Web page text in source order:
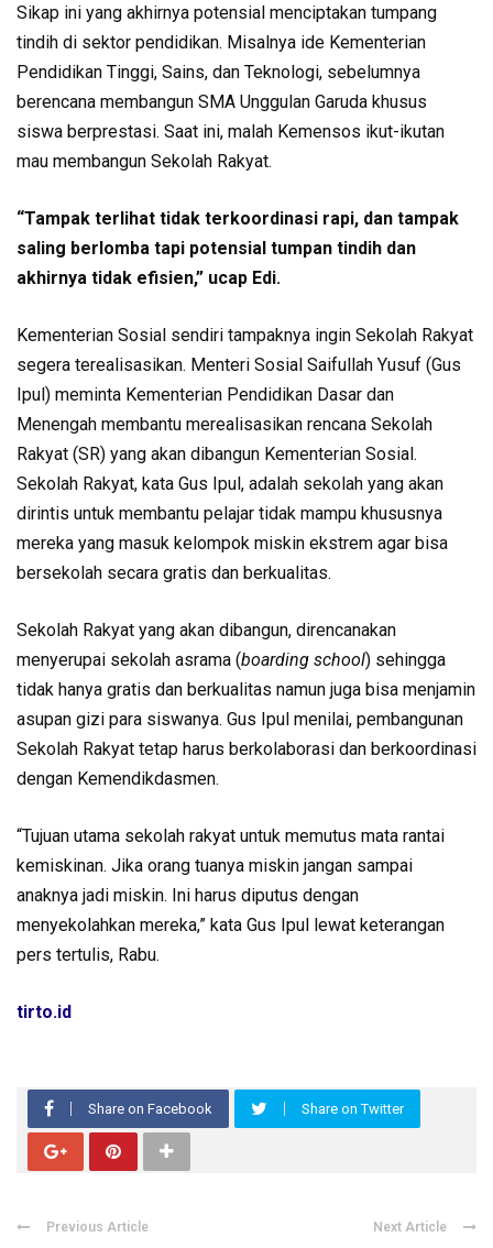
Sikap ini yang akhirnya potensial menciptakan tumpang
tindih di sektor pendidikan. Misalnya ide Kementerian
Pendidikan Tinggi, Sains, dan Teknologi, sebelumnya
berencana membangun SMA Unggulan Garuda khusus
siswa berprestasi. Saat ini, malah Kemensos ikut-ikutan
mau membangun Sekolah Rakyat.
“Tampak terlihat tidak terkoordinasi rapi, dan tampak
saling berlomba tapi potensial tumpan tindih dan
akhirnya tidak efisien,” ucap Edi.
Kementerian Sosial sendiri tampaknya ingin Sekolah Rakyat
segera terealisasikan. Menteri Sosial Saifullah Yusuf (Gus
Ipul) meminta Kementerian Pendidikan Dasar dan
Menengah membantu merealisasikan rencana Sekolah
Rakyat (SR) yang akan dibangun Kementerian Sosial.
Sekolah Rakyat, kata Gus Ipul, adalah sekolah yang akan
dirintis untuk membantu pelajar tidak mampu khususnya
mereka yang masuk kelompok miskin ekstrem agar bisa
bersekolah secara gratis dan berkualitas.
Sekolah Rakyat yang akan dibangun, direncanakan
menyerupai sekolah asrama (boarding school) sehingga
tidak hanya gratis dan berkualitas namun juga bisa menjamin
asupan gizi para siswanya. Gus Ipul menilai, pembangunan
Sekolah Rakyat tetap harus berkolaborasi dan berkoordinasi
dengan Kemendikdasmen.
“Tujuan utama sekolah rakyat untuk memutus mata rantai
kemiskinan. Jika orang tuanya miskin jangan sampai
anaknya jadi miskin. Ini harus diputus dengan
menyekolahkan mereka,” kata Gus Ipul lewat keterangan
pers tertulis, Rabu.
tirto.id
Share on Facebook Share on Twitter
Previous Article Next Article